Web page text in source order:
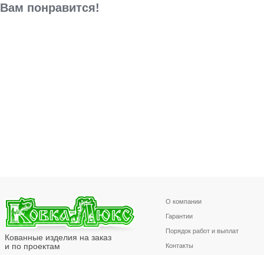
Вам понравится!
Кованные изделия на заказ
и по проектам
О компании
Гарантии
Порядок работ и выплат
Контакты